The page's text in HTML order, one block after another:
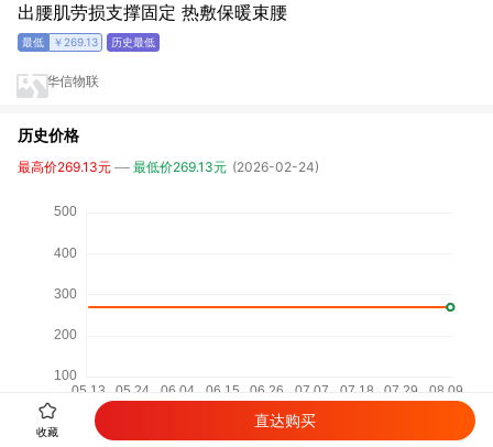
出腰肌劳损支撑固定 热敷保暖束腰
￥269.13
华信物联
历史价格
最高价269.13元 最低价269.13元 (2026-02-24)
相关商品
收藏
直达购买